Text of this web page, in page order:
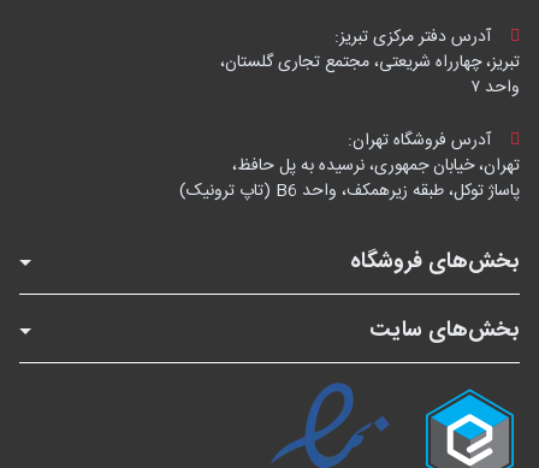
آدرس دفتر مرکزی تبریز:
تبریز، چهارراه شریعتی، مجتمع تجاری گلستان،
واحد ۷
آدرس فروشگاه تهران:
تهران، خیابان جمهوری، نرسیده به پل حافظ،
پاساژ توکل، طبقه زیرهمکف، واحد B6 (تاپ ترونیک)
بخش‌های فروشگاه
بخش‌های سایت